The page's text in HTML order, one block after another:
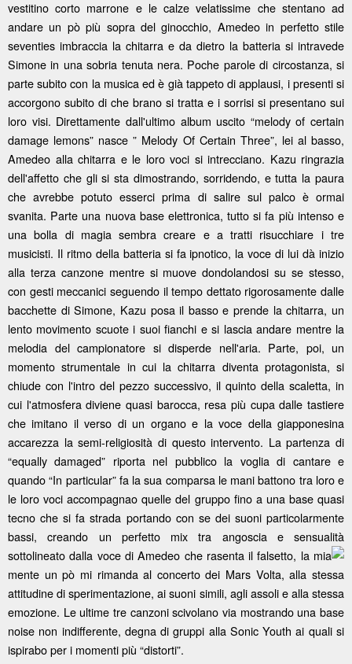
vestitino corto marrone e le calze velatissime che stentano ad
andare un pò più sopra del ginocchio, Amedeo in perfetto stile
seventies imbraccia la chitarra e da dietro la batteria si intravede
Simone in una sobria tenuta nera. Poche parole di circostanza, si
parte subito con la musica ed è già tappeto di applausi, i presenti si
accorgono subito di che brano si tratta e i sorrisi si presentano sui
loro visi. Direttamente dall'ultimo album uscito “melody of certain
damage lemons” nasce ” Melody Of Certain Three”, lei al basso,
Amedeo alla chitarra e le loro voci si intrecciano. Kazu ringrazia
dell'affetto che gli si sta dimostrando, sorridendo, e tutta la paura
che avrebbe potuto esserci prima di salire sul palco è ormai
svanita. Parte una nuova base elettronica, tutto si fa più intenso e
una bolla di magia sembra creare e a tratti risucchiare i tre
musicisti. Il ritmo della batteria si fa ipnotico, la voce di lui dà inizio
alla terza canzone mentre si muove dondolandosi su se stesso,
con gesti meccanici seguendo il tempo dettato rigorosamente dalle
bacchette di Simone, Kazu posa il basso e prende la chitarra, un
lento movimento scuote i suoi fianchi e si lascia andare mentre la
melodia del campionatore si disperde nell'aria. Parte, poi, un
momento strumentale in cui la chitarra diventa protagonista, si
chiude con l'intro del pezzo successivo, il quinto della scaletta, in
cui l'atmosfera diviene quasi barocca, resa più cupa dalle tastiere
che imitano il verso di un organo e la voce della giapponesina
accarezza la semi-religiosità di questo intervento. La partenza di
“equally damaged” riporta nel pubblico la voglia di cantare e
quando “In particular” fa la sua comparsa le mani battono tra loro e
le loro voci accompagnao quelle del gruppo fino a una base quasi
tecno che si fa strada portando con se dei suoni particolarmente
bassi, creando un perfetto mix tra angoscia e sensualità
sottolineato dalla voce di Amedeo che rasenta il falsetto, la mia
mente un pò mi rimanda al concerto dei Mars Volta, alla stessa
attitudine di sperimentazione, ai suoni simili, agli assoli e alla stessa
emozione. Le ultime tre canzoni scivolano via mostrando una base
noise non indifferente, degna di gruppi alla Sonic Youth ai quali si
ispirabo per i momenti più “distorti”.